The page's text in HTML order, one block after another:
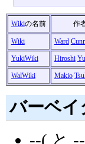
Wikiの名前 作
Wiki Ward
YukiWiki Hiroshi
WalWiki Makio
バーベイ
--( と